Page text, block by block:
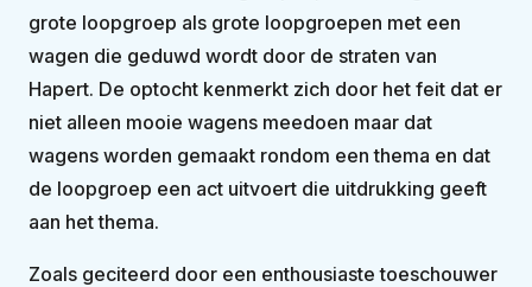
grote loopgroep als grote loopgroepen met een
wagen die geduwd wordt door de straten van
Hapert. De optocht kenmerkt zich door het feit dat er
niet alleen mooie wagens meedoen maar dat
wagens worden gemaakt rondom een thema en dat
de loopgroep een act uitvoert die uitdrukking geeft
aan het thema.
Zoals geciteerd door een enthousiaste toeschouwer